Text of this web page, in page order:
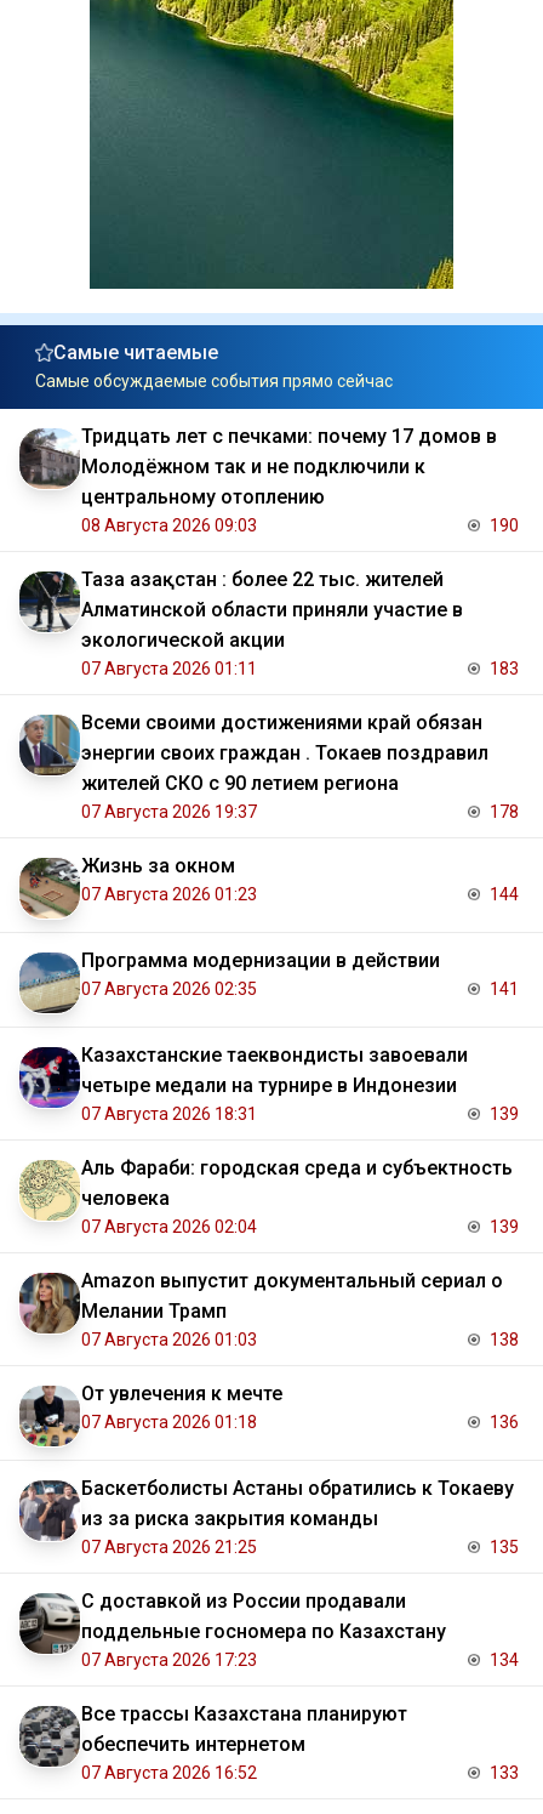
Самые читаемые
Самые обсуждаемые события прямо сейчас
Тридцать лет с печками: почему 17 домов в
Молодёжном так и не подключили к
центральному отоплению
08 Августа 2026 09:03 190
Таза Қазақстан : более 22 тыс. жителей
Алматинской области приняли участие в
экологической акции
07 Августа 2026 01:11 183
Всеми своими достижениями край обязан
энергии своих граждан . Токаев поздравил
жителей СКО с 90 летием региона
07 Августа 2026 19:37 178
Жизнь за окном
07 Августа 2026 01:23 144
Программа модернизации в действии
07 Августа 2026 02:35 141
Казахстанские таеквондисты завоевали
четыре медали на турнире в Индонезии
07 Августа 2026 18:31 139
Аль Фараби: городская среда и субъектность
человека
07 Августа 2026 02:04 139
Amazon выпустит документальный сериал о
Мелании Трамп
07 Августа 2026 01:03 138
От увлечения к мечте
07 Августа 2026 01:18 136
Баскетболисты Астаны обратились к Токаеву
из за риска закрытия команды
07 Августа 2026 21:25 135
С доставкой из России продавали
поддельные госномера по Казахстану
07 Августа 2026 17:23 134
Все трассы Казахстана планируют
обеспечить интернетом
07 Августа 2026 16:52 133